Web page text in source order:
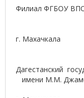
Филиал ФГБОУ
г. Махачкала
Дагестанский
имени М.М.